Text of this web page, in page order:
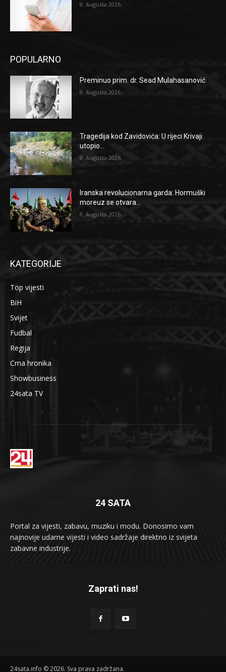
8. Augusta 2026.
POPULARNO
Preminuo prim. dr. Sead Mulahasanović
8. Augusta 2026.
Tragedija kod Zavidovića: U rijeci Krivaji
utopio...
8. Augusta 2026.
Iranska revolucionarna garda: Hormuški
moreuz se otvara...
8. Augusta 2026.
KATEGORIJE
Top vijesti
BiH
Svijet
Fudbal
Regija
Crna hronika
Showbusiness
24sata TV
24 SATA
Portal za vijesti, zabavu, muziku i modu. Donosimo vam
najnovije udarne vijesti i video sadržaje direktno iz svijeta
zabavne industrije.
Zaprati nas!
24sata.info © 2026. Sva prava zadržana.